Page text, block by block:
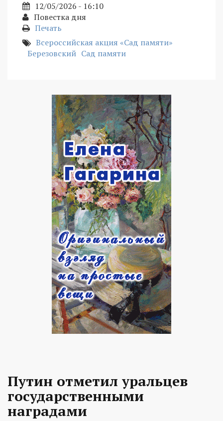
12/05/2026 - 16:10
Повестка дня
Печать
Всероссийская акция «Сад памяти»
Березовский Сад памяти
Путин отметил уральцев
государственными
наградами